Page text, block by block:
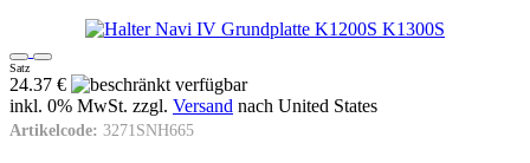
Satz
24.37 €
inkl. 0% MwSt. zzgl. Versand nach United States
Artikelcode: 3271SNH665